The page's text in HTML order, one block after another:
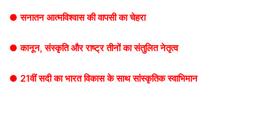
● सनातन आत्मविश्वास की वापसी का चेहरा
● कानून, संस्कृति और राष्ट्र तीनों का संतुलित नेतृत्व
● 21वीं सदी का भारत विकास के साथ सांस्कृतिक स्वाभिमान